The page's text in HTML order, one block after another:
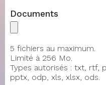
Documents
5 fichiers au maximum.
Limité à 256 Mo.
Types autorisés : txt, rtf,
pptx, odp, xls, xlsx, ods.